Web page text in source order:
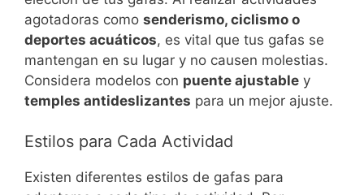
agotadoras como senderismo, ciclismo o
deportes acuáticos, es vital que tus gafas se
mantengan en su lugar y no causen molestias.
Considera modelos con puente ajustable y
temples antideslizantes para un mejor ajuste.
Estilos para Cada Actividad
Existen diferentes estilos de gafas para